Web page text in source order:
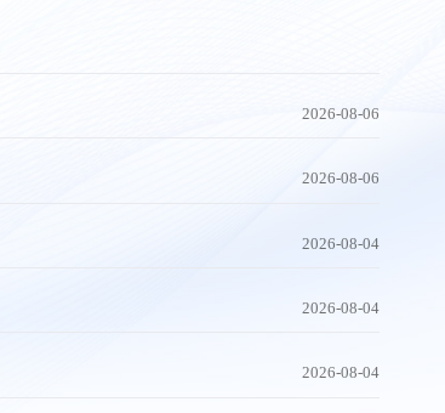
2026-08-06
2026-08-06
2026-08-04
2026-08-04
2026-08-04